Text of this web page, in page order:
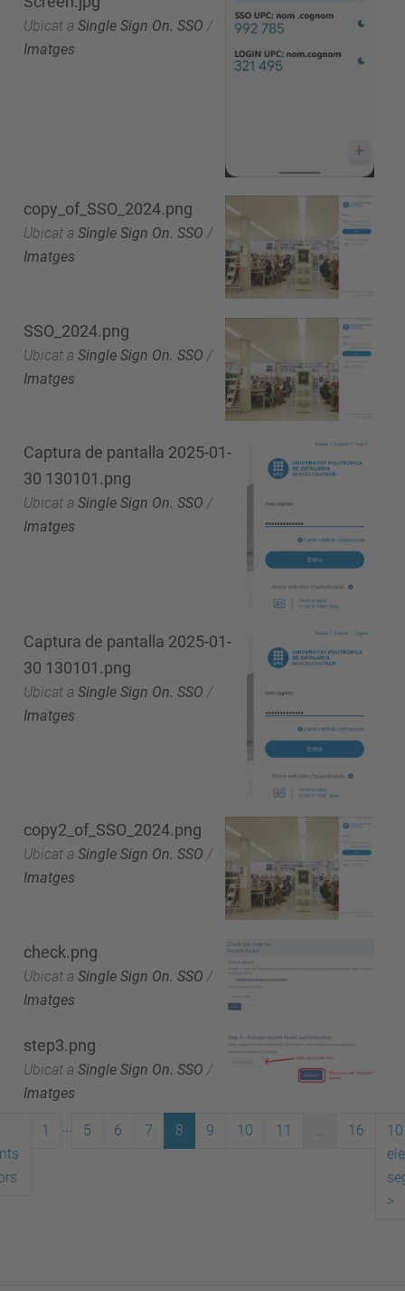
Ubicat a Single Sign On. SSO /
Imatges
copy_of_SSO_2024.png
Ubicat a Single Sign On. SSO /
Imatges
SSO_2024.png
Ubicat a Single Sign On. SSO /
Imatges
Captura de pantalla 2025-01-
30 130101.png
Ubicat a Single Sign On. SSO /
Imatges
Captura de pantalla 2025-01-
30 130101.png
Ubicat a Single Sign On. SSO /
Imatges
copy2_of_SSO_2024.png
Ubicat a Single Sign On. SSO /
Imatges
check.png
Ubicat a Single Sign On. SSO /
Imatges
step3.png
Ubicat a Single Sign On. SSO /
Imatges
1 5 6 7 8 9 10 11 16
10
>